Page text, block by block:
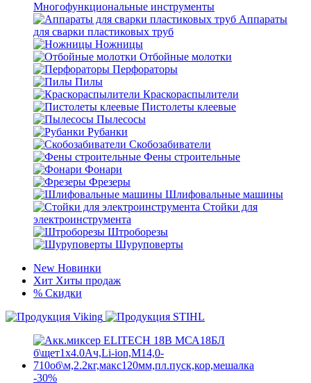
Многофункциональные инструменты
Аппараты
для сварки пластиковых труб
Ножницы
Отбойные молотки
Перфораторы
Пилы
Краскораспылители
Пистолеты клеевые
Пылесосы
Рубанки
Скобозабиватели
Фены строительные
Фонари
Фрезеры
Шлифовальные машины
Стойки для
электроинструмента
Штроборезы
Шуруповерты
New Новинки
Хит Хиты продаж
% Скидки
-30%